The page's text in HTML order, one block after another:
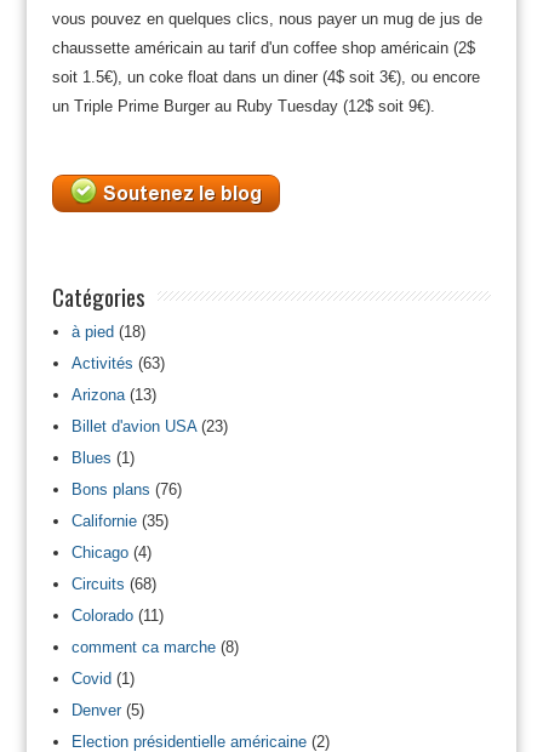
vous pouvez en quelques clics, nous payer un mug de jus de
chaussette américain au tarif d'un coffee shop américain (2$
soit 1.5€), un coke float dans un diner (4$ soit 3€), ou encore
un Triple Prime Burger au Ruby Tuesday (12$ soit 9€).
Catégories
à pied(18)
Activités (63)
Arizona(13)
Billet d'avion USA(23)
Blues (1)
Bons plans (76)
Californie(35)
Chicago(4)
Circuits (68)
Colorado(11)
comment ca marche(8)
Covid(1)
Denver(5)
Election présidentielle américaine(2)